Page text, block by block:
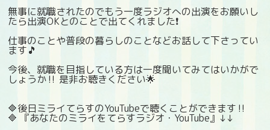
無事に就職されたのでもう一度ラジオへの出演をお願いし
たら出演OKとのことで出てくれました❗️
仕事のことや普段の暮らしのことなどお話して下さってい
ます🎵
今後、就職を目指している方は一度聞いてみてはいかがで
しょうか‼️ 是非お聴きください🌟
🔷後日ミライてらすのYouTubeで聴くことができます‼
🔷 『あなたのミライをてらすラジオ・YouTube』↓↓